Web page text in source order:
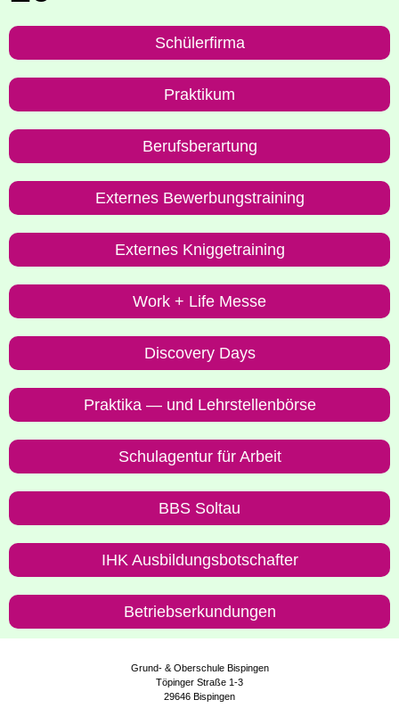
Schü­ler­fir­ma
Prak­ti­kum
Berufs­ber­ar­tung
Exter­nes Bewerbungstraining
Exter­nes Kniggetraining
Work + Life Messe
Dis­co­very Days
Prak­ti­ka — und Lehrstellenbörse
Schul­agen­tur für Arbeit
BBS Sol­tau
IHK Aus­bil­dungs­bot­schaf­ter
Betriebs­er­kun­dun­gen
Grund- & Oberschule Bispingen
Töpinger Straße 1-3
29646 Bispingen